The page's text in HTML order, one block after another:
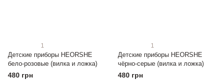
1
Детские приборы HEORSHE
бело-розовые (вилка и ложка)
480 грн
1
Детские приборы HEORSHE
чёрно-серые (вилка и ложка)
480 грн